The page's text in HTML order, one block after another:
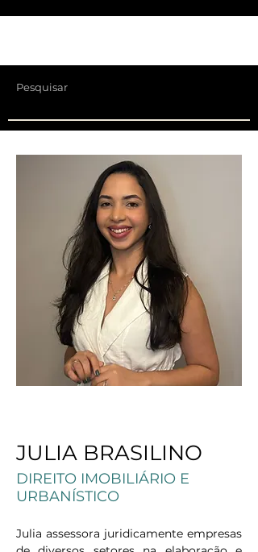
JULIA BRASILINO
DIREITO IMOBILIÁRIO E
URBANÍSTICO
Julia assessora juridicamente empresas